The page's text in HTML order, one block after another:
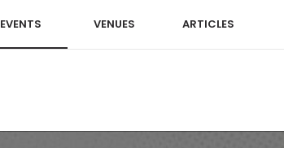
EVENTS VENUES ARTICLES